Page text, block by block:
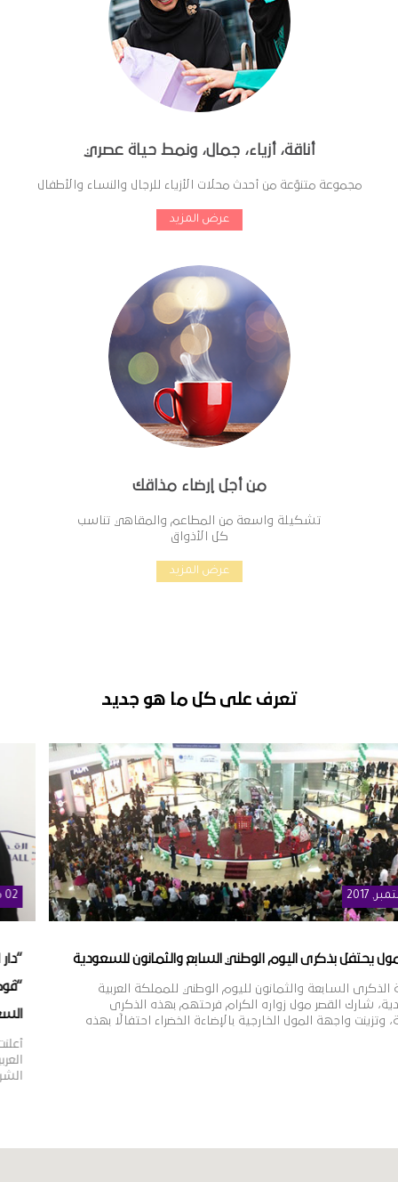
أناقة، أزياء، جمال، ونمط حياة عصري
مجموعة متنوّعة من أحدث محلات الأزياء للرجال والنساء والأطفال
عرض المزيد
من أجل إرضاء مذاقك
تشكيلة واسعة من المطاعم والمقاهي تناسب
كل الأذواق
عرض المزيد
تعرف على كل ما هو جديد
والثمانون للسعودية
للمملكة العربية
بهذه الذكرى
الخضراء احتفالًا بهذه
02 مارس, 2020
“دار الأركان” توقّع اتفاقية مع
“ڤوكس سينما” في “القصر مول” في
السعودية
أعلنت “دار الأركان”، أكبر مطوّر عقاري
العربية السعودية، اليوم أنها وقّعت
الشركة الرائدة في مجال تطوير وإدارة